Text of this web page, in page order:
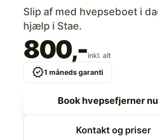
Slip af med hvepseboet i
hjælp i Stae.
800,-inkl. alt
verified1 måneds garanti
Book hvepsefjerner nu
Kontakt og priser